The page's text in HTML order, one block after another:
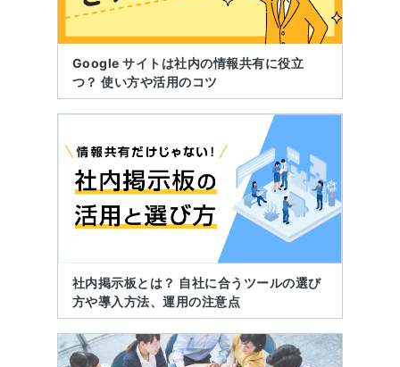
Google サイトは社内の情報共有に役立
つ？ 使い方や活用のコツ
社内掲示板とは？ 自社に合うツールの選び
方や導入方法、運用の注意点